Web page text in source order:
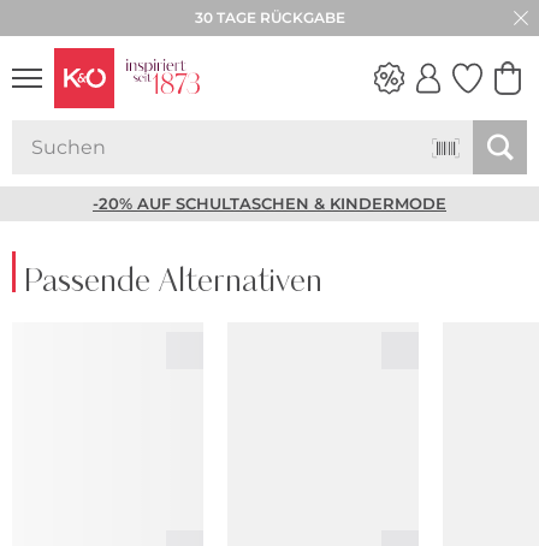
30 TAGE RÜCKGABE
-20% AUF SCHULTASCHEN & KINDERMODE
Passende Alternativen